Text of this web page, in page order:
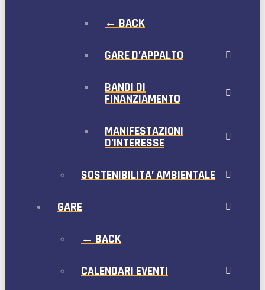
← BACK
GARE D’APPALTO
BANDI DI
FINANZIAMENTO
MANIFESTAZIONI
D’INTERESSE
SOSTENIBILITA’ AMBIENTALE
GARE
← BACK
CALENDARI EVENTI